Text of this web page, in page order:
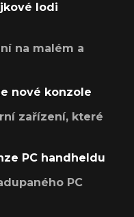
lodi
na malém a
nové konzole
zařízení, které
PC handheldu
PC